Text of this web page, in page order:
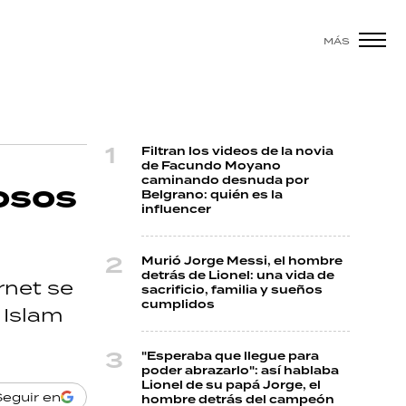
MÁS
se
en
Filtran los videos de la novia
de Facundo Moyano
caminando desnuda por
Belgrano: quién es la
influencer
Murió Jorge Messi, el hombre
detrás de Lionel: una vida de
sacrificio, familia y sueños
cumplidos
"Esperaba que llegue para
poder abrazarlo": así hablaba
Lionel de su papá Jorge, el
hombre detrás del campeón